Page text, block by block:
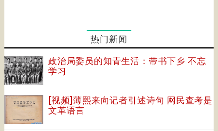
热门新闻
政治局委员的知青生活：带书下乡 不忘
学习
[视频]薄熙来向记者引述诗句 网民查考是
文革语言